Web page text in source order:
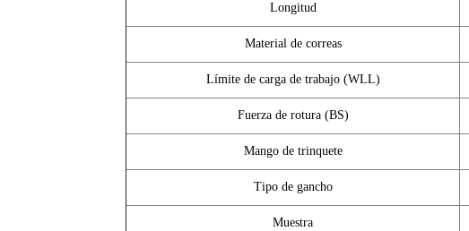
Longitud
Material de correas
Límite de carga de trabajo (WLL)
Fuerza de rotura (BS)
Mango de trinquete
Tipo de gancho
Muestra